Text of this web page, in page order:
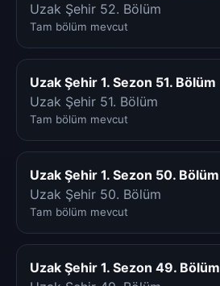
Uzak Şehir 52. Bölüm
Tam bölüm mevcut
Uzak Şehir 1. Sezon 51. Bölüm
Uzak Şehir 51. Bölüm
Tam bölüm mevcut
Uzak Şehir 1. Sezon 50. Bölüm
Uzak Şehir 50. Bölüm
Tam bölüm mevcut
Uzak Şehir 1. Sezon 49. Bölüm